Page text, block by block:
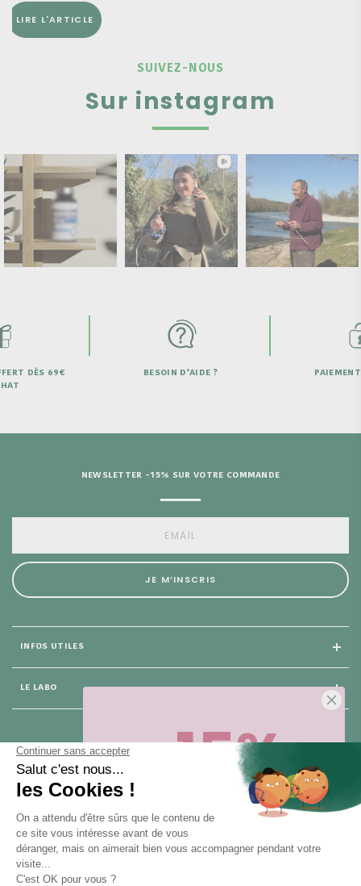
LIRE L'ARTICLE
SUIVEZ-NOUS
Sur instagram
BESOIN D’AIDE ? PAIEMENT SECURISÉ
75 008 Paris
INFOS UTILES
LE LABO
NEWSLETTER -15% SUR VOTRE COMMANDE
JE M’INSCRIS
-15%
Sur votre première commande,
moment ! Désinscription en 1 clic, à
tout moment.